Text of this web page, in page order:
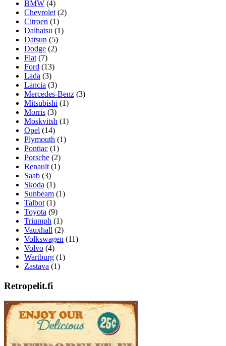
BMW (4)
Chevrolet (2)
Citroen (1)
Daihatsu (1)
Datsun (5)
Dodge (2)
Fiat (7)
Ford (13)
Lada (3)
Lancia (3)
Mercedes-Benz (3)
Mitsubishi (1)
Morris (3)
Moskvitsh (1)
Opel (14)
Plymouth (1)
Pontiac (1)
Porsche (2)
Renault (1)
Saab (3)
Skoda (1)
Sunbeam (1)
Talbot (1)
Toyota (9)
Triumph (1)
Vauxhall (2)
Volkswagen (11)
Volvo (4)
Wartburg (1)
Zastava (1)
Retropelit.fi